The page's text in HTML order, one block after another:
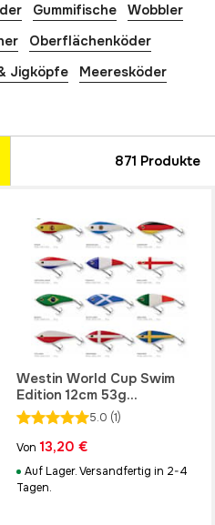
Gummifische Wobbler
Oberflächenköder
Jigköpfe
Meeresköder
871 Produkte
Westin World Cup Swim
Edition 12cm 53g
Suspending5.0 (1)
Von 13,20 €
Auf Lager. Versandfertig in 2-4
Tagen.